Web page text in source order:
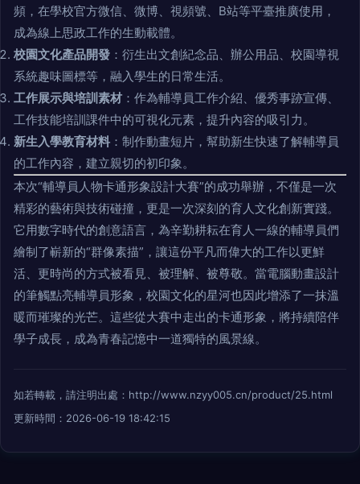
頻，在學校官方微信、微博、視頻號、B站等平臺推廣使用，
成為線上思政工作的生動載體。
校園文化產品開發 ：衍生出文創紀念品、辦公用品、校園導視
系統趣味圖標等，融入學生的日常生活。
工作展示與培訓素材 ：作為輔導員工作介紹、優秀事跡宣傳、
工作技能培訓課件中的可視化元素，提升內容的吸引力。
新生入學教育材料 ：制作動畫短片，幫助新生快速了解輔導員
的工作內容，建立親切的初印象。
本次“輔導員人物卡通形象設計大賽”的成功舉辦，不僅是一次
精彩的藝術與技術碰撞，更是一次深刻的育人文化創新實踐。
它用數字時代的創意語言，為辛勤耕耘在育人一線的輔導員們
繪制了嶄新的“群像素描”，讓這份平凡而偉大的工作以更鮮
活、更時尚的方式被看見、被理解、被尊敬。當電腦動畫設計
的筆觸點亮輔導員形象，校園文化的星河也因此增添了一抹溫
暖而璀璨的光芒。這些從大賽中走出的卡通形象，將持續陪伴
學子成長，成為青春記憶中一道獨特的風景線。
如若轉載，請注明出處：http://www.nzyy005.cn/product/25.html
更新時間：2026-06-19 18:42:15